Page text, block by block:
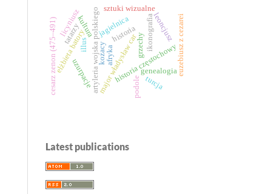
major władysław car
artyleria wojska polskiego historia częstochowy
afryka
kultura ikonografia
sztuki wizualne
historia
elżbieta batory genealogia
leoncjusz
illus
cesarz zenon (475–491) uzurpacje
grzechy
licyniusz euzebiusz z cezarei
jagielnica
podole turcja
tatarzy
kozacy
Latest publications